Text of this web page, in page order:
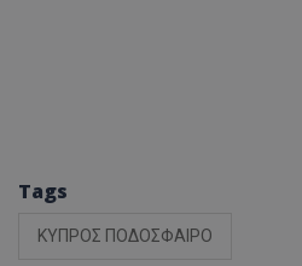
Tags
ΚΥΠΡΟΣ ΠΟΔΟΣΦΑΙΡΟ